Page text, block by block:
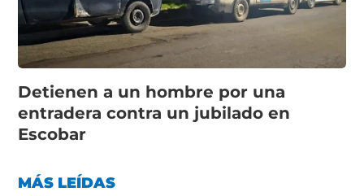
Detienen a un hombre por una
entradera contra un jubilado en
Escobar
MÁS LEÍDAS